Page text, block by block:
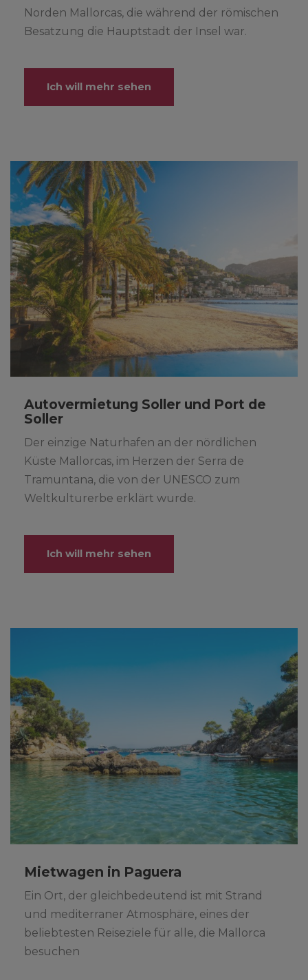
Norden Mallorcas, die während der römischen
Besatzung die Hauptstadt der Insel war.
Ich will mehr sehen
Autovermietung Soller und Port de
Soller
Der einzige Naturhafen an der nördlichen
Küste Mallorcas, im Herzen der Serra de
Tramuntana, die von der UNESCO zum
Weltkulturerbe erklärt wurde.
Ich will mehr sehen
Mietwagen in Paguera
Ein Ort, der gleichbedeutend ist mit Strand
und mediterraner Atmosphäre, eines der
beliebtesten Reiseziele für alle, die Mallorca
besuchen